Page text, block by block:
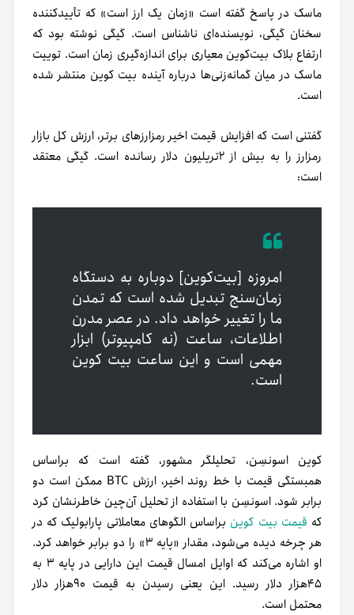
ماسک در پاسخ گفته است «زمان یک ارز است» که تأییدکننده‌
سخنان گیگی، نویسنده‌ای ناشناس است. گیگی نوشته بود که
ارتفاع بلاک بیت‌کوین معیاری برای اندازه‌گیری زمان است. توییت
ماسک در میان گمانه‌زنی‌ها درباره آینده بیت کوین منتشر شده
است.
گفتنی‌ است که افزایش قیمت اخیر رمزارزهای برتر، ارزش کل بازار
رمزارز را به بیش از ۲‌تریلیون دلار رسانده است.
گیگی معتقد
است:
امروزه [بیت‌کوین] دوباره به دستگاه
زمان‌سنج تبدیل شده است که تمدن
ما را تغییر خواهد داد. در عصر مدرن
اطلاعات، ساعت (نه کامپیوتر) ابزار
مهمی‌ است و این ساعت بیت کوین
است.
کوین اسونسِن، تحلیلگر مشهور، گفته است که بر‌اساس
همبستگی قیمت با خط روند اخیر، ارزش BTC ممکن است دو
برابر شود. اسونسِن با استفاده از تحلیل آن‌چین خاطرنشان کرد
که قیمت بیت کوین بر‌اساس الگوهای معاملاتی پارابولیک که در
هر چرخه دیده می‌شود، مقدار «پایه ۳» را دو برابر خواهد کرد.
او اشاره می‌کند که اوایل امسال قیمت این دارایی در پایه ۳ به
۴۵‌هزار دلار رسید. این یعنی رسیدن به قیمت ۹۰هزار دلار
محتمل است.